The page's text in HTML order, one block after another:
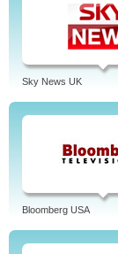
Sky News UK
Bloomberg USA